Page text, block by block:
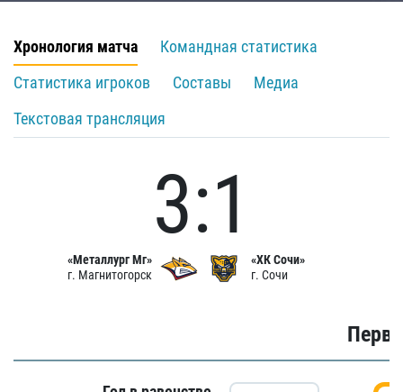
Хронология матча
Командная статистика
Статистика игроков
Составы
Медиа
Текстовая трансляция
«Металлург Мг»
г. Магнитогорск
3:1
«ХК Сочи»
г. Сочи